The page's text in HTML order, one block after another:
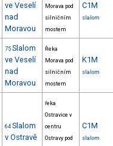
ve Veselí
nad
Moravou
Morava pod
silničním
mostem
C1M
slalom
75 Slalom
ve Veselí
nad
Moravou
Řeka
Morava pod
silničním
mostem
K1M
slalom
64 Slalom
v Ostravě
řeka
Ostravice v
centru
Ostravy pod
C1M
slalom